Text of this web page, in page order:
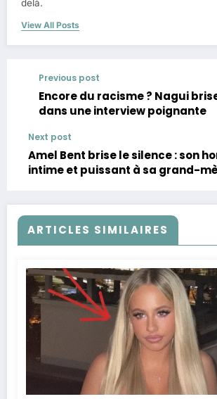
delà.
View All Posts
Previous post
Encore du racisme ? Nagui
dans une interview poignante
Next post
Amel Bent brise le silence : son
intime et puissant à sa grand-
ARTICLES SIMILAIRES